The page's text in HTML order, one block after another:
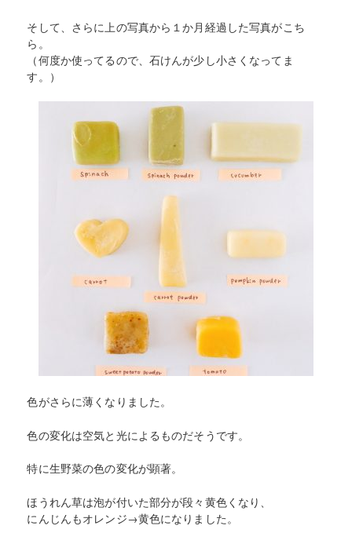
そして、さらに上の写真から１か月経過した写真がこち
ら。
（何度か使ってるので、石けんが少し小さくなってま
す。）
色がさらに薄くなりました。
色の変化は空気と光によるものだそうです。
特に生野菜の色の変化が顕著。
ほうれん草は泡が付いた部分が段々黄色くなり、
にんじんもオレンジ→黄色になりました。